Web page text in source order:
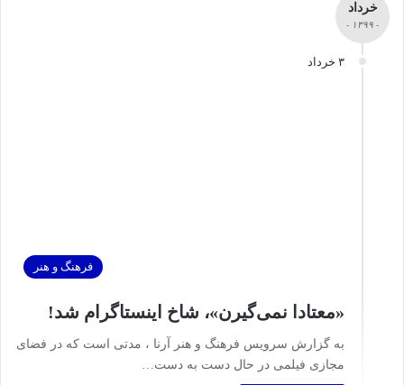
خرداد
- ۱۳۹۹ -
۳ خرداد
فرهنگ و هنر
«معتادا نمی‌گیرن»، شاخ اینستاگرام شد!
به گزارش سرویس فرهنگ و هنر آرنا ، مدتی است که در فضای
مجازی فیلمی در حال دست به دست…